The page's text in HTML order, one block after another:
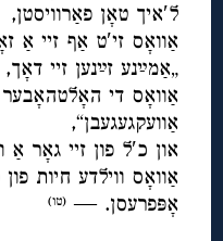
ל′איך טאָן פאַרוויסטן,
אַוואָס זי′ט אַף זיי אַ
„אַמײַנע זײַנען זיי דאָך,
אַוואָס די
אַוועקגעגעבן“,
און כ′ל פון זיי גאָר
אַוואָס ווילדע חיות
אָפּפרעסן. —(טו)